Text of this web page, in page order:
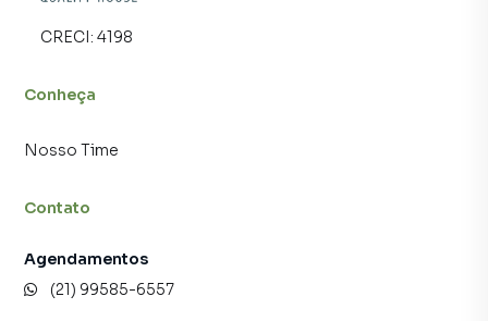
CRECI: 4198
Conheça
Nosso Time
Contato
Agendamentos
(21) 99585-6557